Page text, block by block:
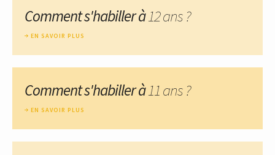
Comment s'habiller à12 ans ?
EN SAVOIR PLUS
Comment s'habiller à11 ans ?
EN SAVOIR PLUS